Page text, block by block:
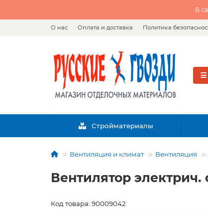
В
О нас Оплата и доставка Политика
Стройматериалы
Вентиляция и климат Вентиляция
Вентилятор
Код товара: 90009042